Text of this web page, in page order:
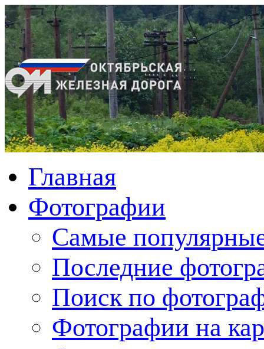
Главная
Фотографии
Cамые
Последние
Поиск по
Фотографии на